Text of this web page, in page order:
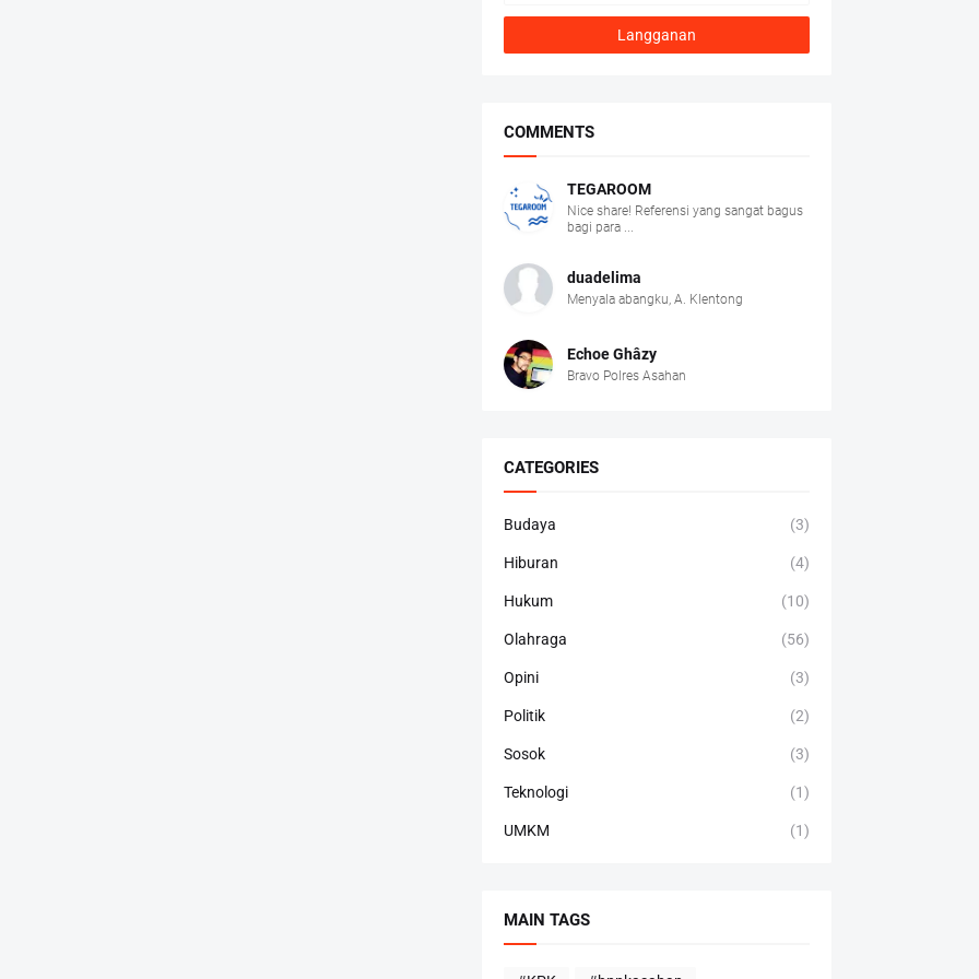
COMMENTS
TEGAROOM
Nice share! Referensi yang sangat bagus
bagi para ...
duadelima
Menyala abangku, A. Klentong
Echoe Ghâzy
Bravo Polres Asahan
CATEGORIES
Budaya (3)
Hiburan (4)
Hukum (10)
Olahraga (56)
Opini (3)
Politik (2)
Sosok (3)
Teknologi (1)
UMKM (1)
MAIN TAGS